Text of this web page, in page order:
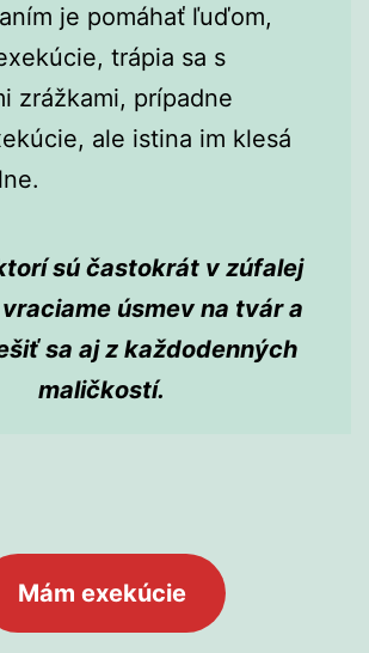
je pomáhať ľuďom,
trápia sa s
zrážkami, prípadne
ale istina im klesá
sú častokrát v zúfalej
úsmev na tvár a
sa aj z každodenných
maličkostí.
Mám exekúcie